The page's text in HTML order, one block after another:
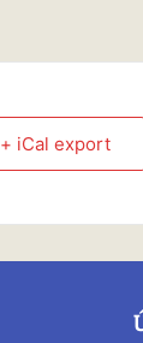
+ iCal export